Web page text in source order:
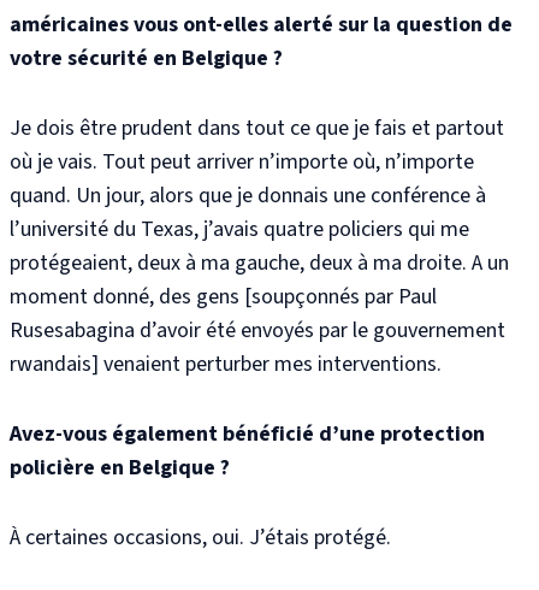
américaines vous ont-elles alerté sur la question de
votre sécurité en Belgique ?
Je dois être prudent dans tout ce que je fais et partout
où je vais. Tout peut arriver n’importe où, n’importe
quand. Un jour, alors que je donnais une conférence à
l’université du Texas, j’avais quatre policiers qui me
protégeaient, deux à ma gauche, deux à ma droite. A un
moment donné, des gens [soupçonnés par Paul
Rusesabagina d’avoir été envoyés par le gouvernement
rwandais] venaient perturber mes interventions.
Avez-vous également bénéficié d’une protection
policière en Belgique ?
À certaines occasions, oui. J’étais protégé.